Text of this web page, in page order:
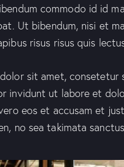
commodo id id
Ut bibendum, nisi et
risus risus quis
sit amet, consetetur
invidunt ut labore et
eos et accusam et
no sea takimata